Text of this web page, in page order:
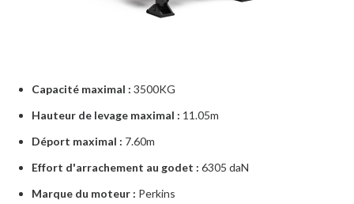
Capacité maximal : 3500KG
Hauteur de levage maximal : 11.05m
Déport maximal : 7.60m
Effort d'arrachement au godet : 6305 daN
Marque du moteur : Perkins